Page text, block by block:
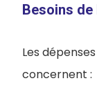
Besoins
Les
concernent :